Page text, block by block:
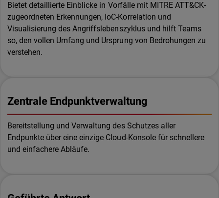
Bietet detaillierte Einblicke in Vorfälle mit MITRE ATT&CK-
zugeordneten Erkennungen, IoC-Korrelation und
Visualisierung des Angriffslebenszyklus und hilft Teams
so, den vollen Umfang und Ursprung von Bedrohungen zu
verstehen.
Zentrale Endpunktverwaltung
Bereitstellung und Verwaltung des Schutzes aller
Endpunkte über eine einzige Cloud-Konsole für schnellere
und einfachere Abläufe.